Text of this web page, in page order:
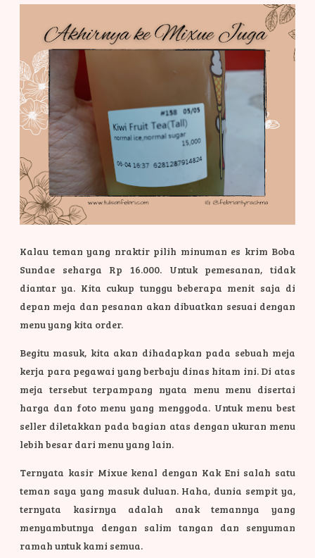
Kalau teman yang nraktir pilih minuman es krim Boba
Sundae seharga Rp 16.000. Untuk pemesanan, tidak
diantar ya. Kita cukup tunggu beberapa menit saja di
depan meja dan pesanan akan dibuatkan sesuai dengan
menu yang kita order.
Begitu masuk, kita akan dihadapkan pada sebuah meja
kerja para pegawai yang berbaju dinas hitam ini. Di atas
meja tersebut terpampang nyata menu menu disertai
harga dan foto menu yang menggoda. Untuk menu best
seller diletakkan pada bagian atas dengan ukuran menu
lebih besar dari menu yang lain.
Ternyata kasir Mixue kenal dengan Kak Eni salah satu
teman saya yang masuk duluan. Haha, dunia sempit ya,
ternyata kasirnya adalah anak temannya yang
menyambutnya dengan salim tangan dan senyuman
ramah untuk kami semua.